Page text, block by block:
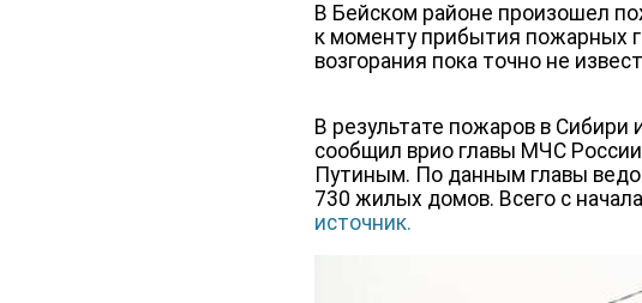
В Бейском районе произошел
к моменту прибытия пожарных
возгорания пока точно не
В результате пожаров в Сибири
сообщил врио главы МЧС
Путиным. По данным главы
730 жилых домов. Всего с
источник.